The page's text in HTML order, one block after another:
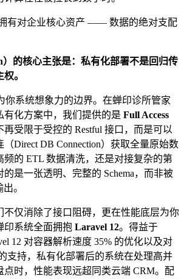
有对企业核心资产 —— 数据的绝对支配
的核心主张是：私有化部署不是回归传
。
你系统想象力的边界。在蝉印诊所管家
有化方案中，我们提供的是 Full Access
受限于受控的 Restful 接口，而是可以
Direct DB Connection）获取全量原始数
频的 ETL 数据清洗，还是对接复杂的第
是一张透明、完整的 Schema，而非被
。
不仅消除了接口阻碍，更在性能底层为你
印系统全面拥抱 Laravel 12。得益于
12 对容器解析速度 35% 的优化以及对
支持，私有化部署后的系统在处理高并
点时，性能表现远超同类云端 CRM。配